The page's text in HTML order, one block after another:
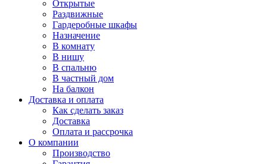
Открытые
Раздвижные
Гардеробные шкафы
Назначение
В комнату
В нишу
В спальню
В частный дом
На балкон
Доставка и оплата
Как сделать заказ
Доставка
Оплата и рассрочка
О компании
Производство